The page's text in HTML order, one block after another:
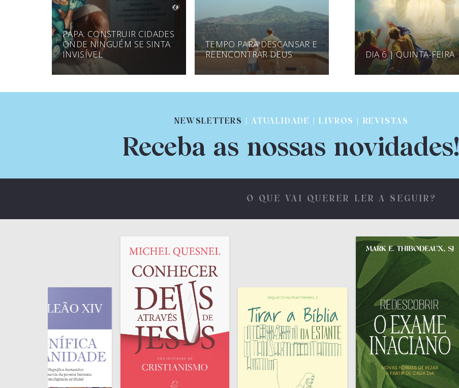
PAPA: CONSTRUIR CIDADES
ONDE NINGUÉM SE SINTA
INVISÍVEL
TEMPO PARA DESCANSAR E
REENCONTRAR DEUS
DIA 6 | QUINTA-FEIRA
NEWSLETTERS | ATUALIDADE | LIVROS | REVISTAS
Receba as nossas novidades!
O QUE VAI QUERER LER A SEGUIR?